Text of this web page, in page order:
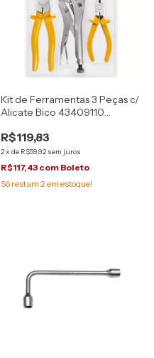
Kit de Ferramentas 3 Peças c/
Alicate Bico 43409110
R$119,83
2x de R$59,92 sem juros
R$117,43 com Boleto
Só restam 2 em estoque!